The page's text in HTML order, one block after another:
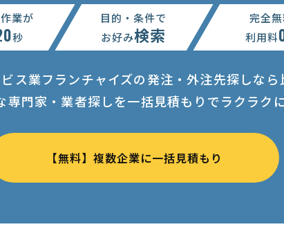
業が
秒
目的・条件で
お好み検索
完全
利用料
ス業フランチャイズの発注・外注先探しなら
専門家・業者探しを一括見積もりでラクラク
【無料】複数企業に一括見積もり